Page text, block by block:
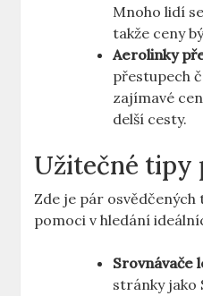
Mnoho lidí
takže ceny
Aerolinky
přestupech
zajímavé
delší cesty.
Užitečné tipy
Zde je pár
pomoci v hledání
Srovnávače
stránky jako